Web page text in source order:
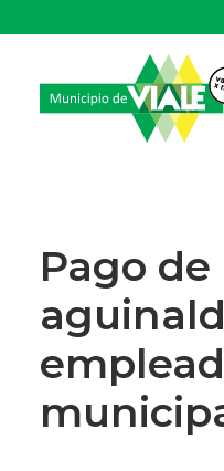
HCD
TRÁMITES Y SERVICIOS
CIUDAD
PARQUE INDUSTRIAL
Pago